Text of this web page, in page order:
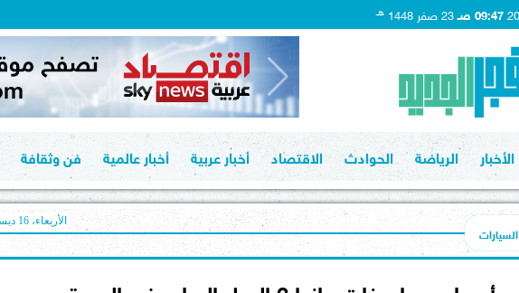
09:47 صـ 23 صفر 1448 هـ
الأخبار الرياضة الحوادث الاقتصاد أخبار عربية أخبار عالمية فن وثقافة
السيارات
الأربعاء، 16 ديسمبر 2020